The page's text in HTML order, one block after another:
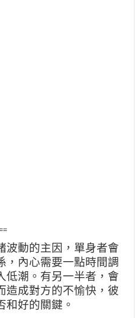
波動的主因，單身者會
，內心需要一點時間調
低潮。有另一半者，會
造成對方的不愉快，彼
和好的關鍵。